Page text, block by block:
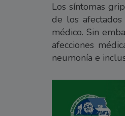
Los síntomas
de los
médico. Sin
afecciones
neumonía e